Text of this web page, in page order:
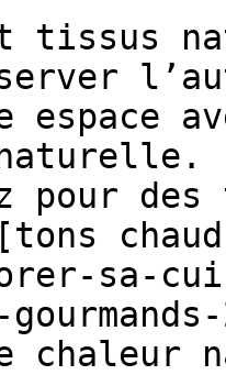
tissus
espace
pour
sa-